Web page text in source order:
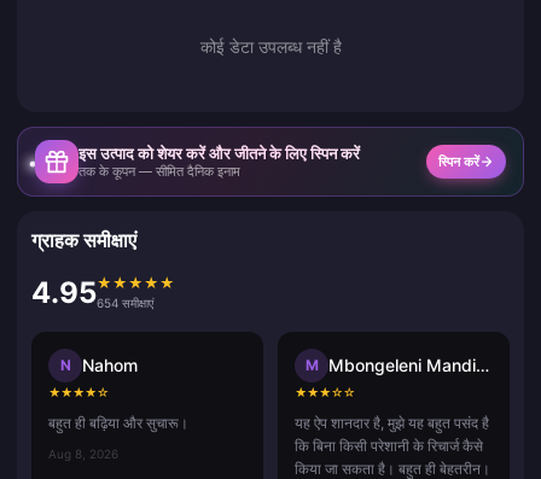
कोई डेटा उपलब्ध नहीं है
इस उत्पाद को शेयर करें और जीतने के लिए स्पिन करें
तक के कूपन — सीमित दैनिक इनाम
स्पिन करें
ग्राहक समीक्षाएं
4.95★ ★ ★ ★ ★
654 समीक्षाएं
N Nahom
★★★★☆
बहुत ही बढ़िया और सुचारू।
Aug 8, 2026
M Mbongeleni Mandisa
★★★☆☆
यह ऐप शानदार है, मुझे यह बहुत पसंद है
कि बिना किसी परेशानी के रिचार्ज कैसे
किया जा सकता है। बहुत ही बेहतरीन।